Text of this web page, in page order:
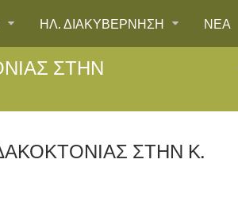
ΗΛ. ΔΙΑΚΥΒΕΡΝΗΣΗ ΝΕΑ
ΣΤΗΝ
ΣΤΗΝ Κ.